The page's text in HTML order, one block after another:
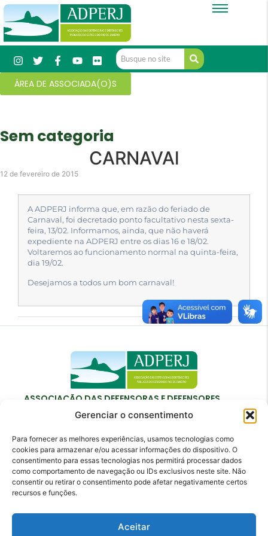
Gerenciar o consentimento
Para fornecer as melhores experiências, usamos tecnologias como
cookies para armazenar e/ou acessar informações do dispositivo. O
consentimento para essas tecnologias nos permitirá processar dados
como comportamento de navegação ou IDs exclusivos neste site. Não
consentir ou retirar o consentimento pode afetar negativamente certos
recursos e funções.
Aceitar
ÁREA DE ASSOCIADA(O)S
Sem categoria
CARNAVAl
12 de fevereiro de 2015
A ADPERJ informa que, em razão do feriado de
Carnaval, foi decretado ponto facultativo nesta sexta-
feira, 13/02. Informamos, ainda, que não haverá
expediente na ADPERJ entre os dias 16 e 18/02.
Voltaremos ao funcionamento normal na quinta-feira,
dia 19/02.
Desejamos a todos um bom carnaval!
ASSOCIAÇÃO DAS DEFENSORAS E DEFENSORES
PÚBLICOS DO ESTADO DO RIO DE JANEIRO
Contato
adperj@adperj.com.br
(21) 2220-6022